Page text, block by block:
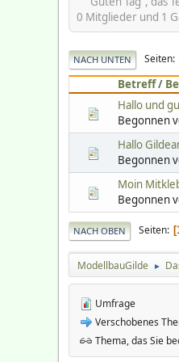
0 Mitglieder und 1
NACH UNTEN Seiten
Betreff/
Hallo und
Begonnen
Hallo
Begonnen
Moin
Begonnen
NACH OBEN Seiten
ModellbauGilde ►
Umfrage
Verschobenes
Thema, das Sie